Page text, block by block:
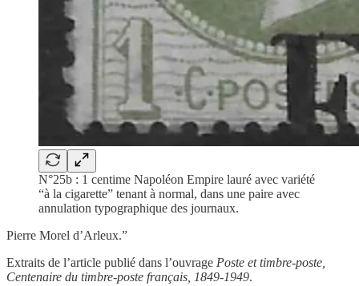
N°25b : 1 centime Napoléon Empire lauré avec variété
“à la cigarette” tenant à normal, dans une paire avec
annulation typographique des journaux.
Pierre Morel d’Arleux.”
Extraits de l’article publié dans l’ouvrage Poste et timbre-poste,
Centenaire du timbre-poste français, 1849-1949.